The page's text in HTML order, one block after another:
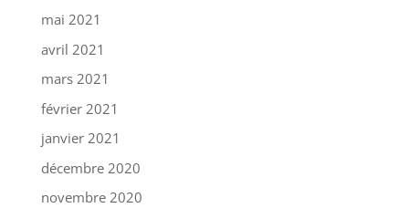
mai 2021
avril 2021
mars 2021
février 2021
janvier 2021
décembre 2020
novembre 2020